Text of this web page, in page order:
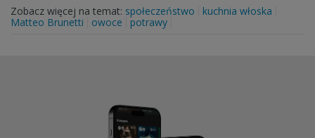
Zobacz więcej na temat: społeczeństwo
kuchnia włoska
Matteo Brunetti
owoce potrawy